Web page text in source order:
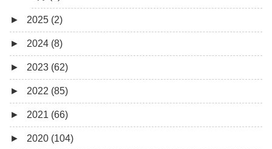
► 2025 (2)
12月 (1)
6月 (1)
► 2024 (8)
8月 (1)
7月 (1)
5月 (2)
4月 (3)
► 2023 (62)
9月 (1)
8月 (1)
7月 (8)
► 2022 (85)
12月 (3)
10月 (1)
► 2021 (66)
12月 (4)
► 2020 (104)